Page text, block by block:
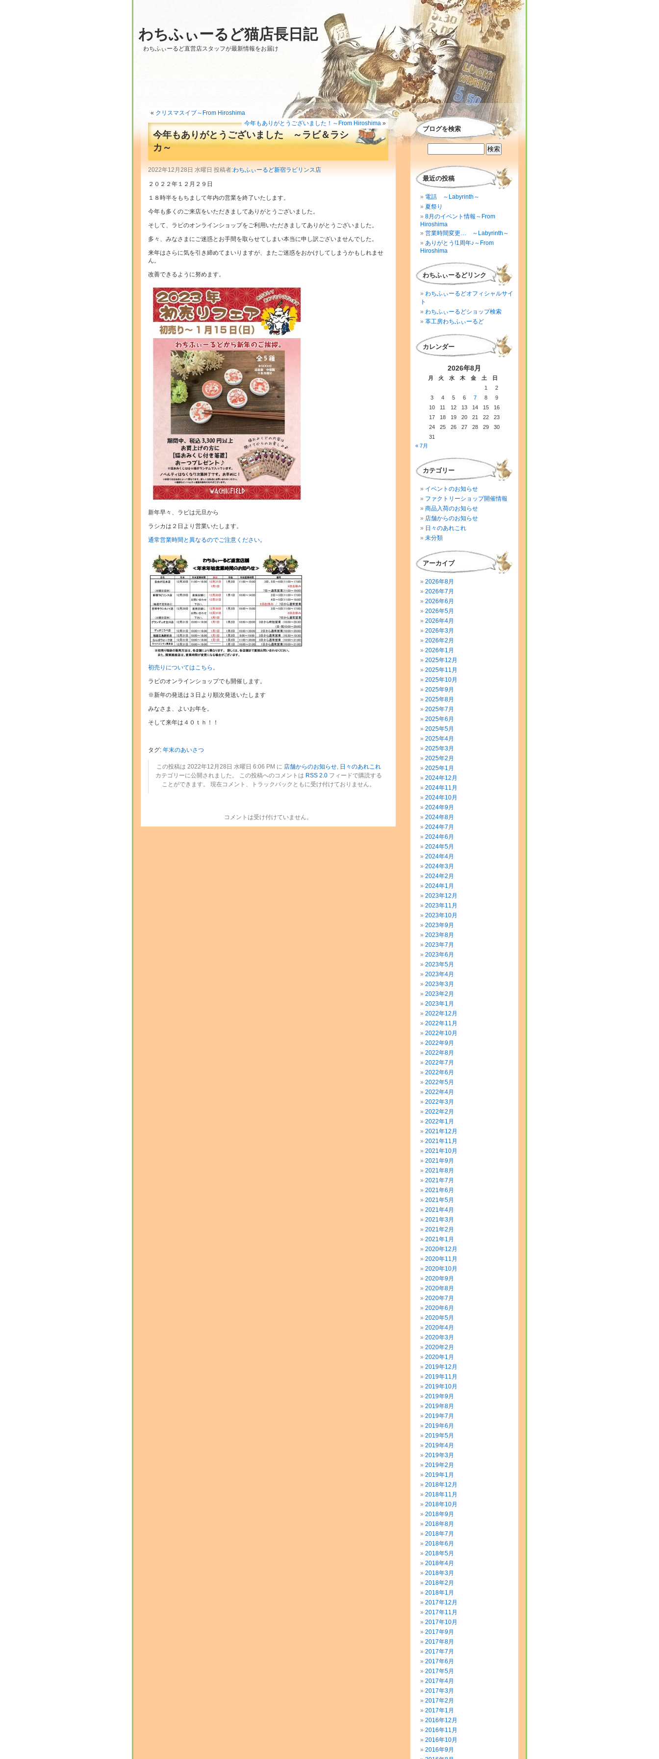
わちふぃーるど猫店長日記
わちふぃーるど直営店スタッフが最新情報をお届け
« クリスマスイブ～From Hiroshima
今年もありがとうございました！～From Hiroshima »
今年もありがとうございました ～ラビ＆ラシ
カ～
2022年12月28日 水曜日 投稿者:わちふぃーるど新宿ラビリンス店
２０２２年１２月２９日
１８時半をもちまして年内の営業を終了いたします。
今年も多くのご来店をいただきましてありがとうございました。
そして、ラビのオンラインショップをご利用いただきましてありがとうございました。
多々、みなさまにご迷惑とお手間を取らせてしまい本当に申し訳ございませんでした。
来年はさらに気を引き締めてまいりますが、またご迷惑をおかけしてしまうかもしれませ
ん。
改善できるように努めます。
新年早々、ラビは元旦から
ラシカは２日より営業いたします。
通常営業時間と異なるのでご注意ください。
初売りについてはこちら。
ラビのオンラインショップでも開催します。
※新年の発送は３日より順次発送いたします
みなさま、よいお年を。
そして来年は４０ｔｈ！！
タグ: 年末のあいさつ
この投稿は 2022年12月28日 水曜日 6:06 PM に 店舗からのお知らせ, 日々のあれこれ
カテゴリーに公開されました。 この投稿へのコメントは RSS 2.0フィードで購読する
ことができます。 現在コメント、トラックバックともに受け付けておりません。
コメントは受け付けていません。
ブログを検索
最近の投稿
電話 ～Labyrinth～
夏祭り
8月のイベント情報～From
Hiroshima
営業時間変更… ～Labyrinth～
ありがとう!1周年♪～From
Hiroshima
わちふぃーるどリンク
わちふぃーるどオフィシャルサイ
ト
わちふぃーるどショップ検索
革工房わちふぃーるど
カレンダー
2026年8月
月 火 水 木 金 土
日
1
2
3
4 5 6 7 8
9
10
11 12 13 14 15
16
17
18 19 20 21 22
23
24
25 26 27 28 29
30
31
« 7月
カテゴリー
イベントのお知らせ
ファクトリーショップ開催情報
商品入荷のお知らせ
店舗からのお知らせ
日々のあれこれ
未分類
アーカイブ
2026年8月
2026年7月
2026年6月
2026年5月
2026年4月
2026年3月
2026年2月
2026年1月
2025年12月
2025年11月
2025年10月
2025年9月
2025年8月
2025年7月
2025年6月
2025年5月
2025年4月
2025年3月
2025年2月
2025年1月
2024年12月
2024年11月
2024年10月
2024年9月
2024年8月
2024年7月
2024年6月
2024年5月
2024年4月
2024年3月
2024年2月
2024年1月
2023年12月
2023年11月
2023年10月
2023年9月
2023年8月
2023年7月
2023年6月
2023年5月
2023年4月
2023年3月
2023年2月
2023年1月
2022年12月
2022年11月
2022年10月
2022年9月
2022年8月
2022年7月
2022年6月
2022年5月
2022年4月
2022年3月
2022年2月
2022年1月
2021年12月
2021年11月
2021年10月
2021年9月
2021年8月
2021年7月
2021年6月
2021年5月
2021年4月
2021年3月
2021年2月
2021年1月
2020年12月
2020年11月
2020年10月
2020年9月
2020年8月
2020年7月
2020年6月
2020年5月
2020年4月
2020年3月
2020年2月
2020年1月
2019年12月
2019年11月
2019年10月
2019年9月
2019年8月
2019年7月
2019年6月
2019年5月
2019年4月
2019年3月
2019年2月
2019年1月
2018年12月
2018年11月
2018年10月
2018年9月
2018年8月
2018年7月
2018年6月
2018年5月
2018年4月
2018年3月
2018年2月
2018年1月
2017年12月
2017年11月
2017年10月
2017年9月
2017年8月
2017年7月
2017年6月
2017年5月
2017年4月
2017年3月
2017年2月
2017年1月
2016年12月
2016年11月
2016年10月
2016年9月